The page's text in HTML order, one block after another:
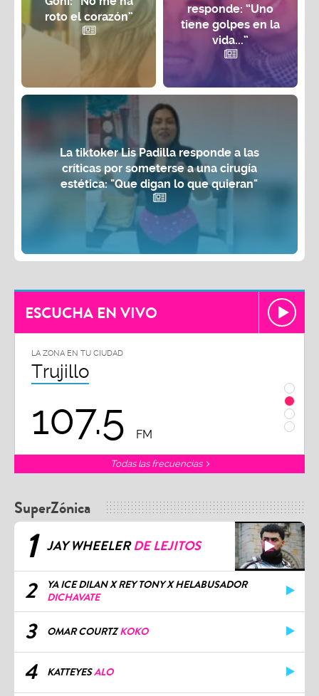
roto el corazón”
responde: “Uno
tiene golpes en la
vida...”
La tiktoker Lis Padilla responde a las
críticas por someterse a una cirugía
estética: "Que digan lo que quieran"
ESCUCHA EN VIVO
LA ZONA EN TU CIUDAD
Trujillo
107.5 FM
Todas las frecuencias
SuperZónica
1 JAY WHEELERDE LEJITOS
2
YA ICE DILAN X REY TONY X HELABUSADOR
DICHAVATE
3 OMAR COURTZKOKO
4 KATTEYESALO